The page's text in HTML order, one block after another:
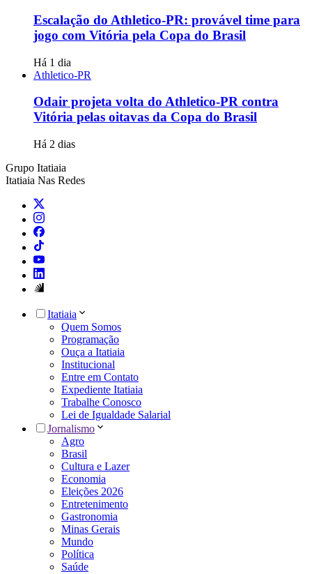
Escalação do Athletico-PR: provável time para
jogo com Vitória pela Copa do Brasil
Há 1 dia
Athletico-PR
Odair projeta volta do Athletico-PR contra
Vitória pelas oitavas da Copa do Brasil
Há 2 dias
Grupo Itatiaia
Itatiaia Nas Redes
Itatiaia
Quem Somos
Programação
Ouça a Itatiaia
Institucional
Entre em Contato
Expediente Itatiaia
Trabalhe Conosco
Lei de Igualdade Salarial
Jornalismo
Agro
Brasil
Cultura e Lazer
Economia
Eleições 2026
Entretenimento
Gastronomia
Minas Gerais
Mundo
Política
Saúde